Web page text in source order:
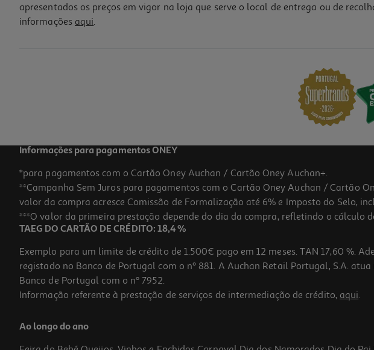
129.99 €/un
apresentados os preços em vigor na loja que serve o local de entrega ou de
informações aqui.
Informações para pagamentos ONEY
*para pagamentos com o Cartão Oney Auchan / Cartão Oney Auchan+.
**Campanha Sem Juros para pagamentos com o Cartão Oney Auchan / Cartão
valor da compra acresce Comissão de Formalização até 6% e Imposto do Selo,
***O valor da primeira prestação depende do dia da compra, refletindo o cálculo
TAEG DO CARTÃO DE CRÉDITO: 18,4 %
Exemplo para um limite de crédito de 1.500€ pago em 12 meses. TAN 17,60 %.
registado no Banco de Portugal com o nº 881. A Auchan Retail Portugal, S.A.
Banco de Portugal com o nº 7952.
Informação referente à prestação de serviços de intermediação de crédito, aqui.
Ao longo do ano